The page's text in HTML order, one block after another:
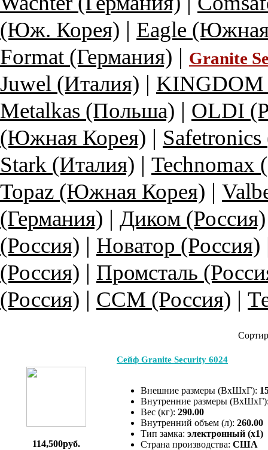
(Юж. Корея) | Eagle
Format (Германия) | Granite
Juwel (Италия) | KINGDOM
Metalkas (Польша) | OLDI
(Южная Корея) |
Stark (Италия) | Technomax
Topaz (Южная Корея) |
(Германия) | Диком (Россия)
(Россия) | Новатор (Россия)
(Россия) | Промсталь
(Россия) | ССМ (Россия) |
114,500руб.
Сейф Granite Security 6024
Внешние размеры (ВхШхГ):
Внутренние размеры
Вес (кг): 290.00
Внутренний объем (л): 260.00
Тип замка: электронный (x1)
Страна производства: США